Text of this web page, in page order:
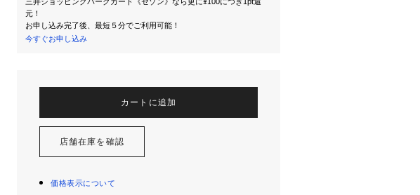
元！
お申し込み完了後、最短５分でご利用可能！
今すぐお申し込み
カートに追加
店舗在庫を確認
価格表示について